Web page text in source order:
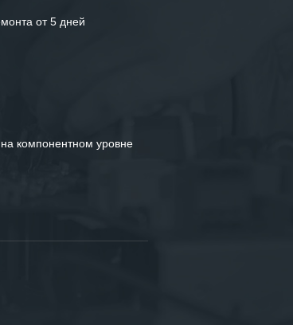
от 5 дней
компонентном уровне